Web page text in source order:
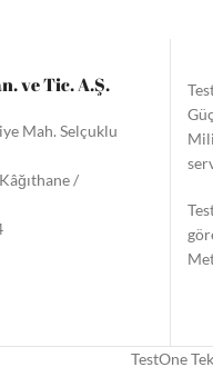
ve Tic. A.Ş.
Mah. Selçuklu
/
TestOne